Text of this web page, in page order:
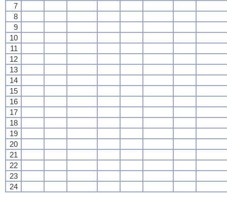
7
8
9
10
11
12
13
14
15
16
17
18
19
20
21
22
23
24